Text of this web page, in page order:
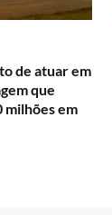
de atuar em
que
milhões em